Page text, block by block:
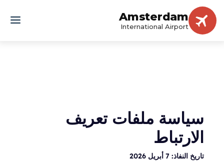
Amsterdam
International Airport
سياسة ملفات تعريف
الارتباط
تاريخ النفاذ: 7 أبريل 2026